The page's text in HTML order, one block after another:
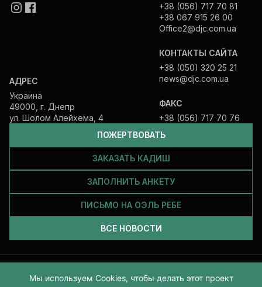
ПОЖЕРТВОВАТЬ
ЗАКАЗАТЬ КАДИШ
ЗАПОЛНИТЬ АНКЕТУ
ПИСЬМО НА ОЭЛЬ РЕБЕ
ВСЕ НОВОСТИ
АДРЕС
Украина
49000, г. Днепр
ул. Шолом Алейхема, 4
+38 (056) 717 70 81
+38 067 915 26 00
Office2@djc.com.ua
КОНТАКТЫ САЙТА
+38 (050) 320 25 21
news@djc.com.ua
ФАКС
+38 (056) 717 70 76
Все права защищены и принадлежат Еврейской общине Днепра.
Мы используем Cookies, чтобы делать этот проект